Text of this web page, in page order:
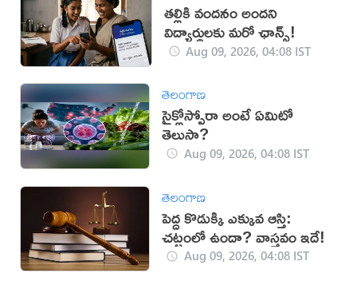
తల్లికి వందనం అందని
విద్యార్థులకు మరో ఛాన్స్!
Aug 09, 2026, 04:08 IST
తెలంగాణ
సైక్లోస్పోరా అంటే ఏమిటో
తెలుసా?
Aug 09, 2026, 04:08 IST
తెలంగాణ
పెద్ద కొడుక్కి ఎక్కువ ఆస్తి:
చట్టంలో ఉందా? వాస్తవం ఇదే!
Aug 09, 2026, 04:08 IST